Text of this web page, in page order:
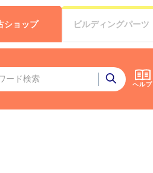
ヘルプ
ショップ ビルディングパーツ